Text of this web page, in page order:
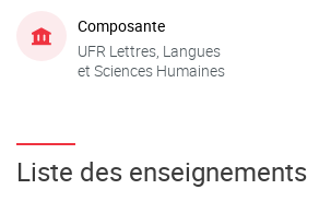
Composante
UFR Lettres, Langues
et Sciences Humaines
Liste des enseignements